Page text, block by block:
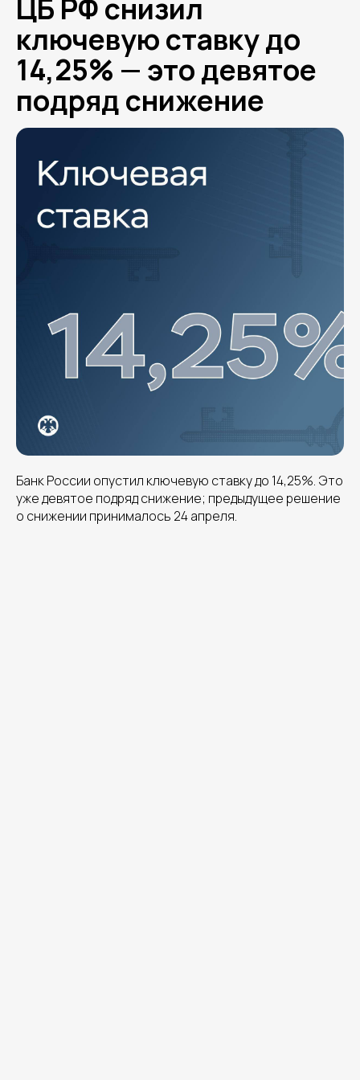
ЦБ РФ снизил
ключевую ставку до
14,25% — это девятое
подряд снижение
Банк России опустил ключевую ставку до 14,25%. Это
уже девятое подряд снижение; предыдущее решение
о снижении принималось 24 апреля.